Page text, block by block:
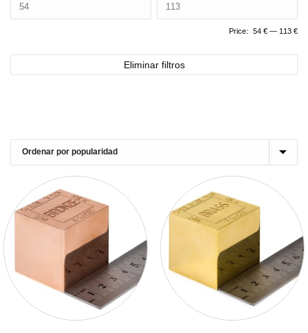
Price: 54 € — 113 €
Eliminar filtros